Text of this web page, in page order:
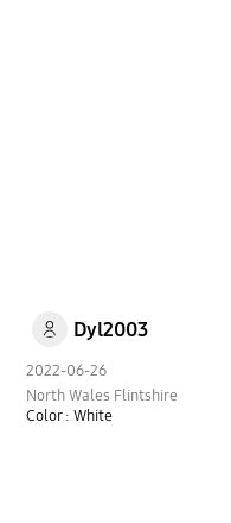
Dyl2003
2022-06-26
North Wales Flintshire
Color : White